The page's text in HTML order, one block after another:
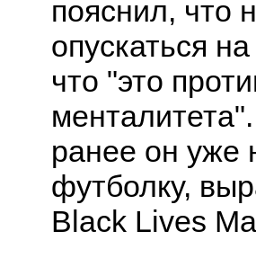
пояснил, что
опускаться
что "это
ранее он уже
футболку,
Black Lives